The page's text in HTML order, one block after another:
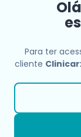
Para ter
cliente